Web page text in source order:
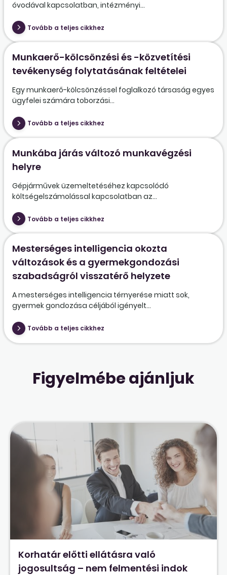
óvodával kapcsolatban, intézményi...
Tovább a teljes cikkhez
Munkaerő-kölcsönzési és -közvetítési
tevékenység folytatásának feltételei
Egy munkaerő-kölcsönzéssel foglalkozó társaság egyes
ügyfelei számára toborzási...
Tovább a teljes cikkhez
Munkába járás változó munkavégzési
helyre
Gépjárművek üzemeltetéséhez kapcsolódó
költségelszámolással kapcsolatban az...
Tovább a teljes cikkhez
Mesterséges intelligencia okozta
változások és a gyermekgondozási
szabadságról visszatérő helyzete
A mesterséges intelligencia térnyerése miatt sok,
gyermek gondozása céljából igényelt...
Tovább a teljes cikkhez
Figyelmébe ajánljuk
Korhatár előtti ellátásra való
jogosultság – nem felmentési indok